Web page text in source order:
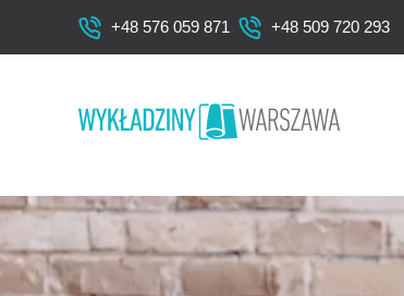
+48 576 059 871 +48 509 720 293